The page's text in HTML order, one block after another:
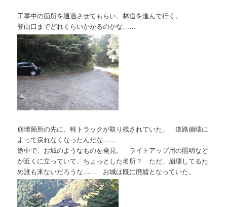
工事中の箇所を通過させてもらい、林道を進んで行く。
登山口までどれくらいかかるのかな……
崩壊箇所の先に、軽トラックが取り残されていた。 道路崩壊に
よって戻れなくなったんだな……
途中で、お城のようなものを発見。 ライトアップ用の照明など
が近くに立っていて、ちょっとした名所？ ただ、崩壊してるた
め誰も来ないだろうな…… お城は既に廃墟となっていた。